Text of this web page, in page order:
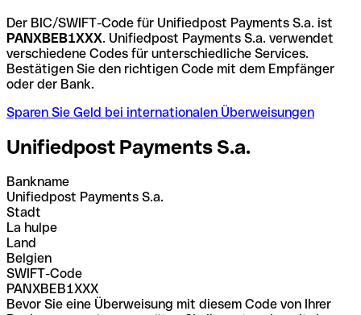
Der BIC/SWIFT-Code für Unifiedpost Payments S.a. ist
PANXBEB1XXX. Unifiedpost Payments S.a. verwendet
verschiedene Codes für unterschiedliche Services.
Bestätigen Sie den richtigen Code mit dem Empfänger
oder der Bank.
Sparen Sie Geld bei internationalen Überweisungen
Unifiedpost Payments S.a.
Bankname
Unifiedpost Payments S.a.
Stadt
La hulpe
Land
Belgien
SWIFT-Code
PANXBEB1XXX
Bevor Sie eine Überweisung mit diesem Code von Ihrer